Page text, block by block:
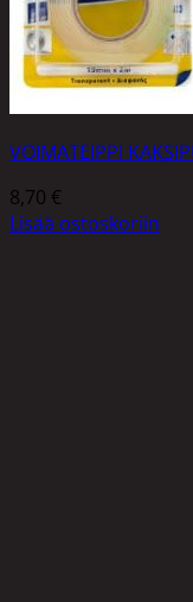
VOIMATEIPPI
8,70 €
Lisää ostoskoriin